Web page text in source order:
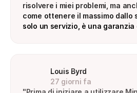
risolvere i miei problemi, ma
come ottenere il massimo dallo
solo un servizio, è una garanzia
Louis Byrd
27 giorni fa